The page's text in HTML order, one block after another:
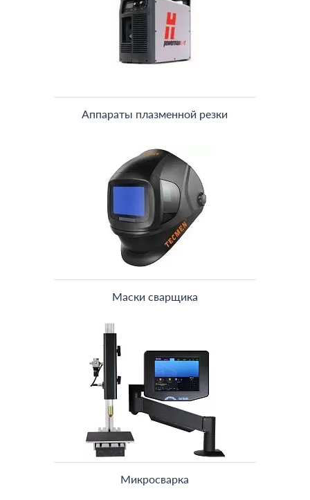
Аппараты плазменной резки
Маски сварщика
Микросварка